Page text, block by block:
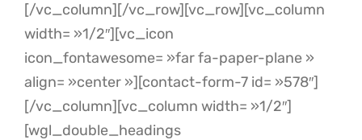
[/vc_column][/vc_row][vc_row][vc_column
width= »1/2″][vc_icon
icon_fontawesome= »far fa-paper-plane »
align= »center »][contact-form-7 id= »578″]
[/vc_column][vc_column width= »1/2″]
[wgl_double_headings